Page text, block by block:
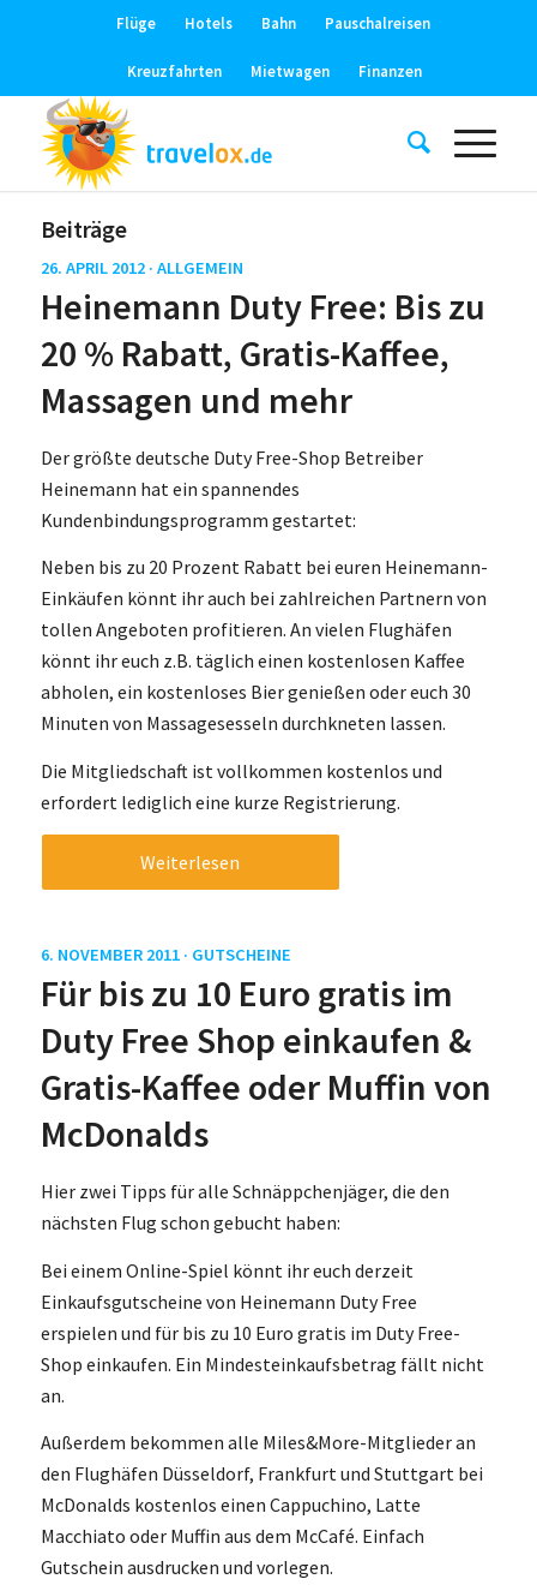
Flüge Hotels Bahn Pauschalreisen
Kreuzfahrten Mietwagen Finanzen
Beiträge
26. APRIL 2012 · ALLGEMEIN
Heinemann Duty Free: Bis zu
20 % Rabatt, Gratis-Kaffee,
Massagen und mehr
Der größte deutsche Duty Free-Shop Betreiber
Heinemann hat ein spannendes
Kundenbindungsprogramm gestartet:
Neben bis zu 20 Prozent Rabatt bei euren Heinemann-
Einkäufen könnt ihr auch bei zahlreichen Partnern von
tollen Angeboten profitieren. An vielen Flughäfen
könnt ihr euch z.B. täglich einen kostenlosen Kaffee
abholen, ein kostenloses Bier genießen oder euch 30
Minuten von Massagesesseln durchkneten lassen.
Die Mitgliedschaft ist vollkommen kostenlos und
erfordert lediglich eine kurze Registrierung.
Weiterlesen
6. NOVEMBER 2011 · GUTSCHEINE
Für bis zu 10 Euro gratis im
Duty Free Shop einkaufen &
Gratis-Kaffee oder Muffin von
McDonalds
Hier zwei Tipps für alle Schnäppchenjäger, die den
nächsten Flug schon gebucht haben:
Bei einem Online-Spiel könnt ihr euch derzeit
Einkaufsgutscheine von Heinemann Duty Free
erspielen und für bis zu 10 Euro gratis im Duty Free-
Shop einkaufen. Ein Mindesteinkaufsbetrag fällt nicht
an.
Außerdem bekommen alle Miles&More-Mitglieder an
den Flughäfen Düsseldorf, Frankfurt und Stuttgart bei
McDonalds kostenlos einen Cappuchino, Latte
Macchiato oder Muffin aus dem McCafé. Einfach
Gutschein ausdrucken und vorlegen.